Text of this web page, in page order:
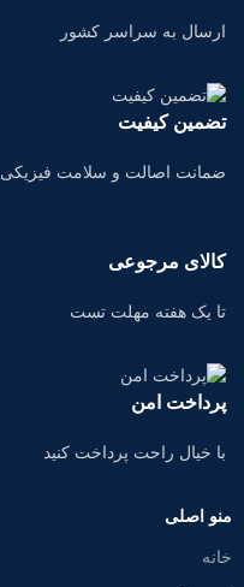
ارسال به سراسر کشور
تضمین کیفیت
ضمانت اصالت و سلامت فیزیکی
کالای مرجوعی
تا یک هفته مهلت تست
پرداخت امن
با خیال راحت پرداخت کنید
منو اصلی
خانه